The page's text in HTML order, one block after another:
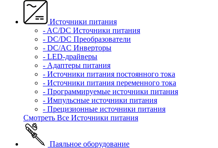
Источники питания
- AC/DC Источники питания
- DC/DC Преобразователи
- DC/AC Инверторы
- LED-драйверы
- Адаптеры питания
- Источники питания постоянного тока
- Источники питания переменного тока
- Программируемые источники питания
- Импульсные источники питания
- Прецизионные источники питания
Смотреть Все Источники питания
Паяльное оборудование